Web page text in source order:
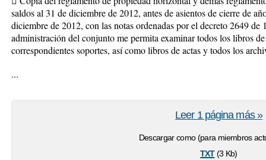
saldos al 31 de diciembre de 2012, antes de asientos de cierre de
diciembre de 2012, con las notas ordenadas por el decreto 2649 de
administración del conjunto me permita examinar todos los libros
correspondientes soportes, así como libros de actas y todos los
...
Descargar como (para miembros
txt(3 Kb)
Leer 1 página más »